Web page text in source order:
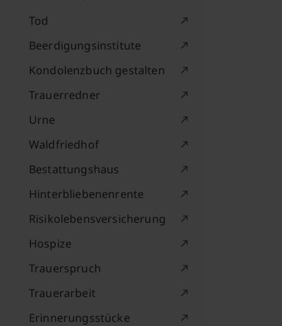
Tod
Beerdigungsinstitute
Kondolenzbuch gestalten
Trauerredner
Urne
Waldfriedhof
Bestattungshaus
Hinterbliebenenrente
Risikolebensversicherung
Hospize
Trauerspruch
Trauerarbeit
Erinnerungsstücke